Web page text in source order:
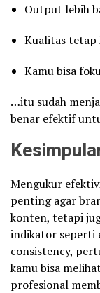
Output lebih
Kualitas tetap
Kamu bisa
…itu sudah
benar efektif
Mengukur
penting agar
konten, tetapi
indikator seperti
consistency,
kamu bisa
profesional